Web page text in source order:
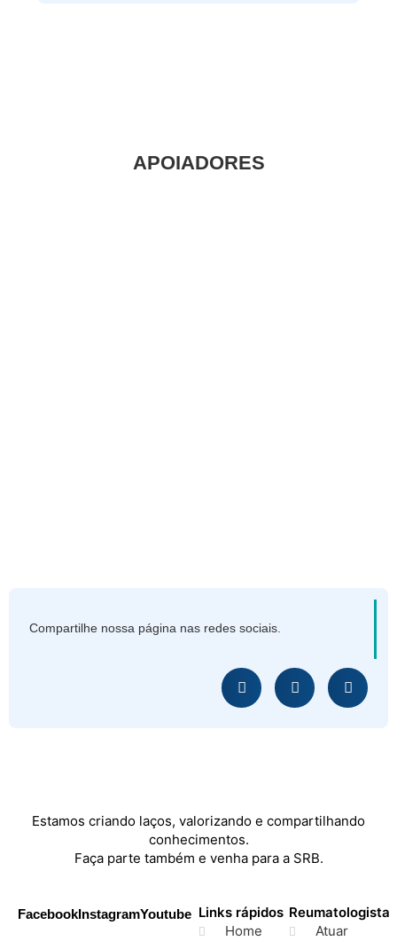
APOIADORES
Compartilhe nossa página nas redes sociais.
Estamos criando laços, valorizando e compartilhando
conhecimentos.
Faça parte também e venha para a SRB.
FacebookInstagramYoutube Links rápidos
Home
Reumatologista
Atuar